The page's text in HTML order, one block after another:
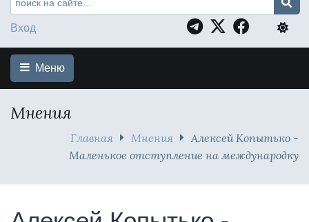
Вход
Меню
Мнения
Главная Мнения
Алексей Копытько -
Маленькое отступление на международку